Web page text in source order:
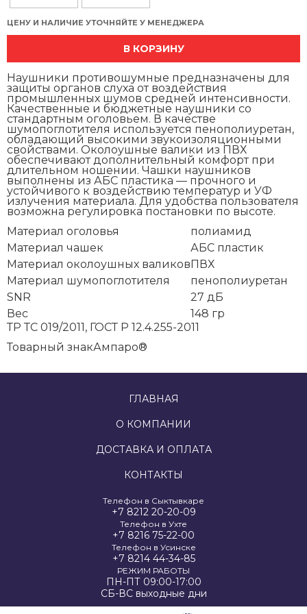
ЦЕНУ И НАЛИЧИЕ УТОЧНЯЙТЕ У МЕНЕДЖЕРА
В КОРЗИНУ
Наушники противошумные предназначены для
защиты органов слуха от воздействия
промышленных шумов средней интенсивности.
Качественные и бюджетные наушники со
стандартным оголовьем. В качестве
шумопоглотителя используется пенополиуретан,
обладающий высокими звукоизоляционными
свойствами. Околоушные валики из ПВХ
обеспечивают дополнительный комфорт при
длительном ношении. Чашки наушников
выполнены из АБС пластика — прочного и
устойчивого к воздействию температур и УФ
излучения материала. Для удобства пользователя
возможна регулировка постановки по высоте.
Материал оголовья
полиамид
Материал чашек
АБС пластик
Материал околоушных валиковПВХ
Материал шумопоглотителя
пенополиуретан
SNR
27 дБ
Вес
148 гр
ТР ТС 019/2011, ГОСТ Р 12.4.255-2011
Товарный знакАмпаро®
ГЛАВНАЯ
О КОМПАНИИ
ДОСТАВКА И ОПЛАТА
КОНТАКТЫ
Телефон в Сыктывкаре
+7 8212 20-20-09
Телефон в Ухте
+7 8216 75-22-00
Телефон в Усинске
+7 8214 44-34-85
РЕЖИМ РАБОТЫ
ПН-ПТ 09:00-17:00
СБ-ВС выходные дни